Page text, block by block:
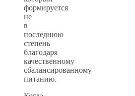
формируется
не
в
последнюю
степень
благодаря
качественному
сбалансированному
питанию.